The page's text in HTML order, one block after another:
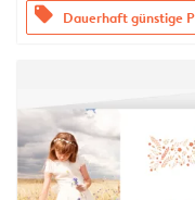
offers Dauerhaft günstige